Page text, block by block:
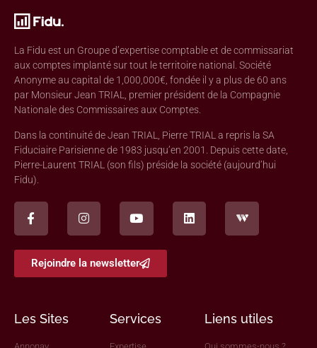
La Fidu est un Groupe d’expertise comptable et de commissariat
aux comptes implanté sur tout le territoire national. Société
Anonyme au capital de 1,000,000€, fondée il y a plus de 60 ans
par Monsieur Jean TRIAL, premier président de la Compagnie
Nationale des Commissaires aux Comptes.
Dans la continuité de Jean TRIAL, Pierre TRIAL a repris la SA
Fiduciaire Parisienne de 1983 jusqu’en 2001. Depuis cette date,
Pierre-Laurent TRIAL (son fils) préside la société (aujourd’hui
Fidu).
Rejoindre la newsletter
Les Sites Services Liens utiles